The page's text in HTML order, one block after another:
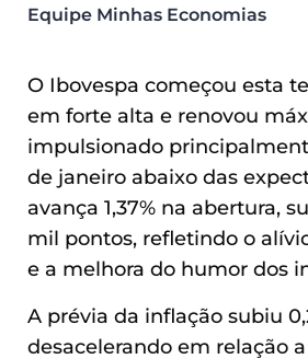
Equipe Minhas Economias
O Ibovespa começou esta
em forte alta e renovou
impulsionado
de janeiro abaixo das
avança 1,37% na abertura,
mil pontos, refletindo o
e a melhora do humor dos
A prévia da inflação subiu
desacelerando em relação